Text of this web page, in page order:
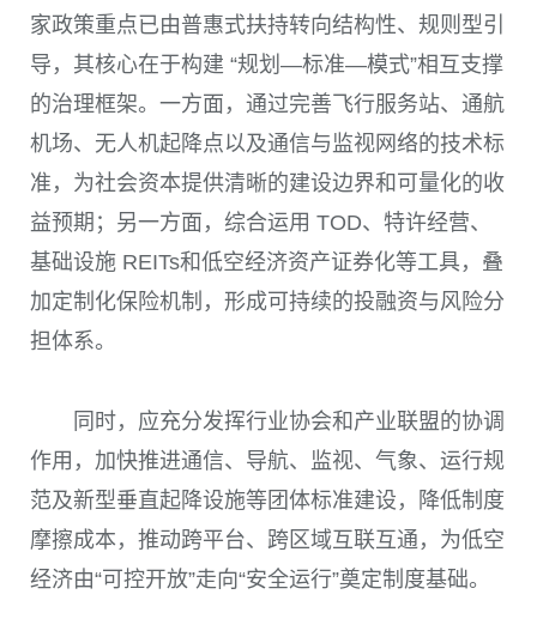
家政策重点已由普惠式扶持转向结构性、规则型引
导，其核心在于构建 “规划—标准—模式”相互支撑
的治理框架。一方面，通过完善飞行服务站、通航
机场、无人机起降点以及通信与监视网络的技术标
准，为社会资本提供清晰的建设边界和可量化的收
益预期；另一方面，综合运用 TOD、特许经营、
基础设施 REITs和低空经济资产证券化等工具，叠
加定制化保险机制，形成可持续的投融资与风险分
担体系。
同时，应充分发挥行业协会和产业联盟的协调
作用，加快推进通信、导航、监视、气象、运行规
范及新型垂直起降设施等团体标准建设，降低制度
摩擦成本，推动跨平台、跨区域互联互通，为低空
经济由“可控开放”走向“安全运行”奠定制度基础。